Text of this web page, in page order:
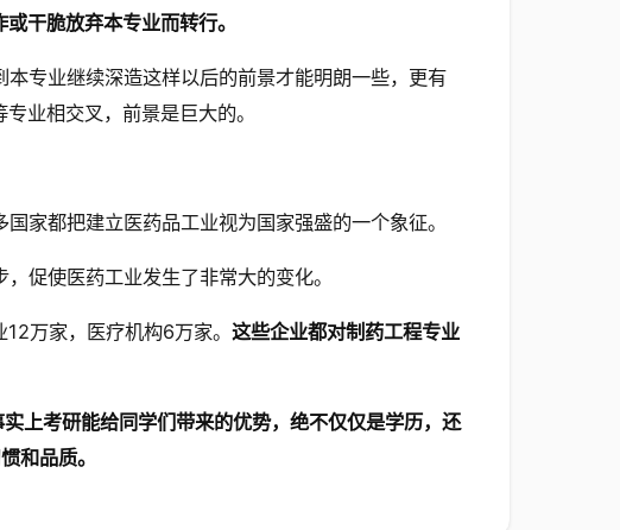
干脆放弃本专业而转行。
专业继续深造这样以后的前景才能明朗一些，更有
业相交叉，前景是巨大的。
家都把建立医药品工业视为国家强盛的一个象征。
促使医药工业发生了非常大的变化。
万家，医疗机构6万家。 这些企业都对制药工程专业
实上考研能给同学们带来的优势，绝不仅仅是学历，还
和品质。